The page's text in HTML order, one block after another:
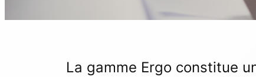
La gamme Ergo constitue